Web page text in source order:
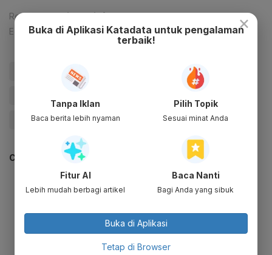
Reporter: Andi M. Arief
Editor: Tia Dwitiani Komalasari
#Ekspor CPO
#Update Me #BPS
CEK JUGA DATA INI
×
Buka di Aplikasi Katadata untuk pengalaman
terbaik!
Tanpa Iklan
Baca berita lebih nyaman
Pilih Topik
Sesuai minat Anda
Fitur AI
Lebih mudah berbagi artikel
Baca Nanti
Bagi Anda yang sibuk
Buka di Aplikasi
Tetap di Browser